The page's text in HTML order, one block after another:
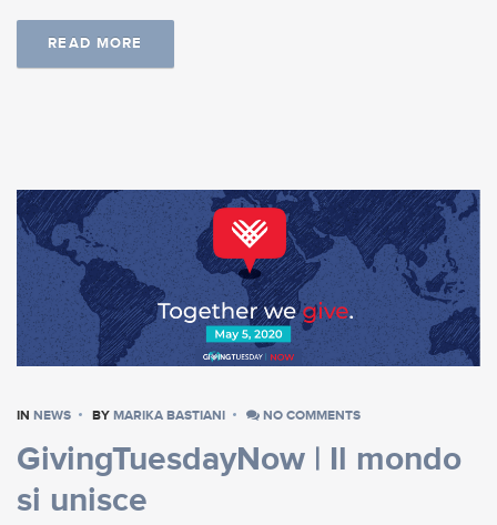
READ MORE
IN NEWS BY MARIKA BASTIANI NO COMMENTS
GivingTuesdayNow | Il mondo
si unisce